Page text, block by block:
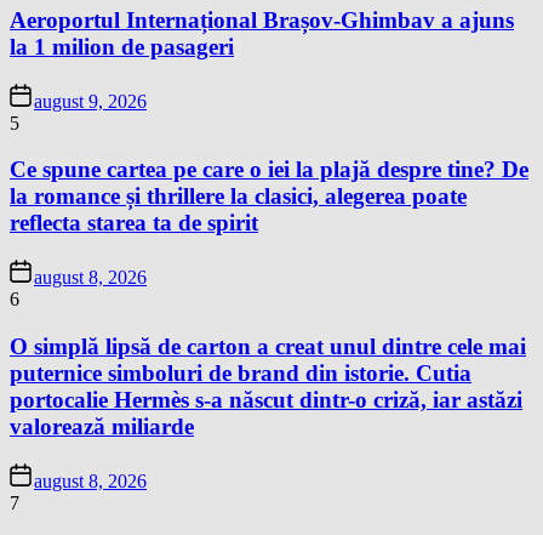
Aeroportul Internațional Brașov-Ghimbav a ajuns
la 1 milion de pasageri
august 9, 2026
5
Ce spune cartea pe care o iei la plajă despre tine? De
la romance și thrillere la clasici, alegerea poate
reflecta starea ta de spirit
august 8, 2026
6
O simplă lipsă de carton a creat unul dintre cele mai
puternice simboluri de brand din istorie. Cutia
portocalie Hermès s-a născut dintr-o criză, iar astăzi
valorează miliarde
august 8, 2026
7